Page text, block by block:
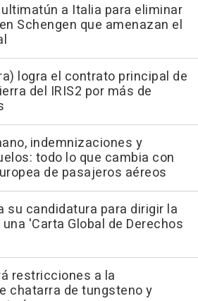
a Italia para eliminar
Schengen que amenazan el
logra el contrato principal de
del IRIS2 por más de
indemnizaciones y
todo lo que cambia con
de pasajeros aéreos
su candidatura para dirigir la
una 'Carta Global de Derechos
restricciones a la
chatarra de tungsteno y